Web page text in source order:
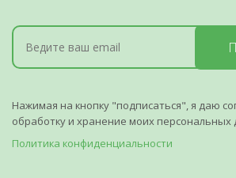
Нажимая на кнопку "подписаться", я даю
обработку и хранение моих персональных
Политика конфиденциальности